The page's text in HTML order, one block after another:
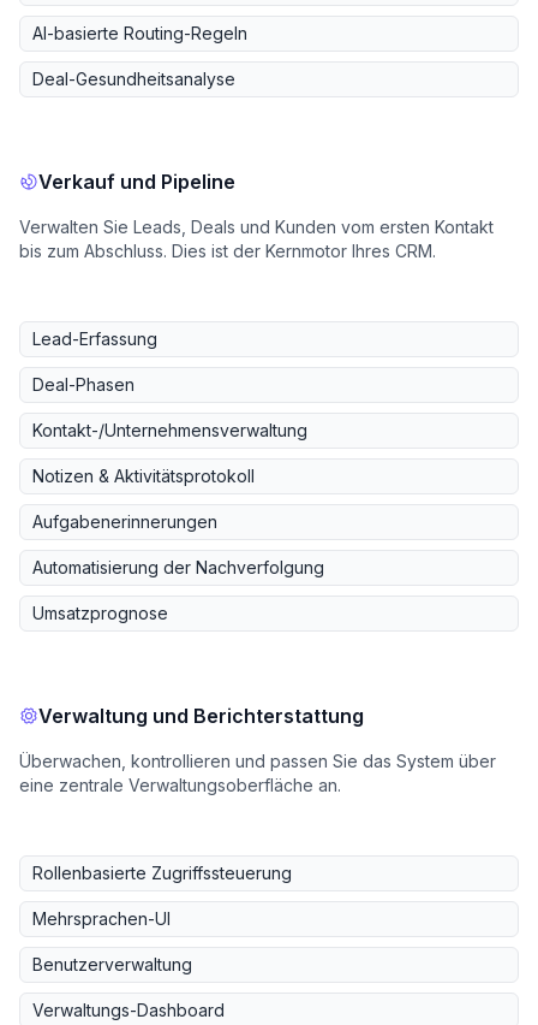
AI-basierte Routing-Regeln
Deal-Gesundheitsanalyse
Verkauf und Pipeline
Verwalten Sie Leads, Deals und Kunden vom ersten Kontakt
bis zum Abschluss. Dies ist der Kernmotor Ihres CRM.
Lead-Erfassung
Deal-Phasen
Kontakt-/Unternehmensverwaltung
Notizen & Aktivitätsprotokoll
Aufgabenerinnerungen
Automatisierung der Nachverfolgung
Umsatzprognose
Verwaltung und Berichterstattung
Überwachen, kontrollieren und passen Sie das System über
eine zentrale Verwaltungsoberfläche an.
Rollenbasierte Zugriffssteuerung
Mehrsprachen-UI
Benutzerverwaltung
Verwaltungs-Dashboard